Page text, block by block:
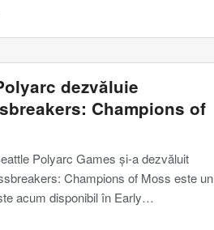
dezvăluie
Champions of
Polyarc Games și-a dezvăluit
Champions of Moss este un
acum disponibil în Early…